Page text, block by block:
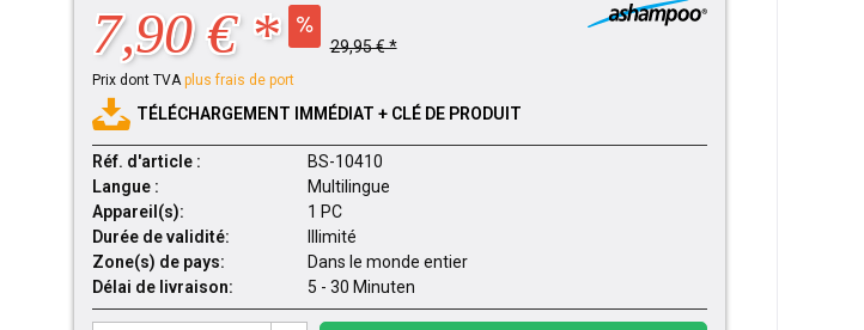
7,90 € * 29,95 € *
Prix dont TVAplus frais de port
TÉLÉCHARGEMENT IMMÉDIAT + CLÉ DE PRODUIT
Réf. d'article :
BS-10410
Langue :
Multilingue
Appareil(s):
1 PC
Durée de validité:
Illimité
Zone(s) de pays:
Dans le monde entier
Délai de livraison:
5 - 30 Minuten